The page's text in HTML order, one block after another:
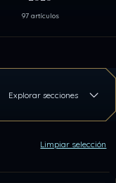
97 artículos
Explorar secciones
Limpiar selección